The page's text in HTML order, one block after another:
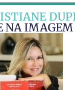
NA IMAGEM